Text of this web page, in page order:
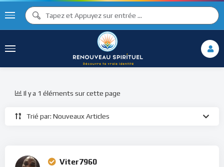
Trié par: Nouveaux Articles
Il y a 1 éléments sur cette page
Viter7960